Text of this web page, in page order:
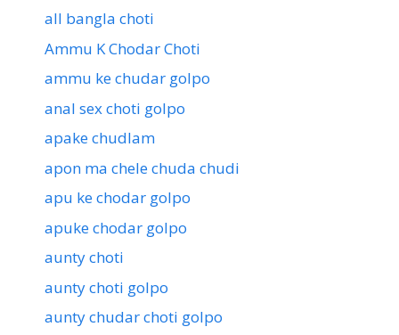
all bangla choti
Ammu K Chodar Choti
ammu ke chudar golpo
anal sex choti golpo
apake chudlam
apon ma chele chuda chudi
apu ke chodar golpo
apuke chodar golpo
aunty choti
aunty choti golpo
aunty chudar choti golpo